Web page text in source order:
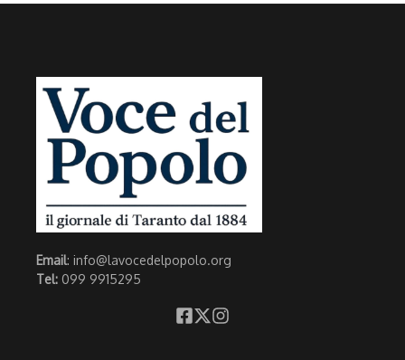
Email: info@lavocedelpopolo.org
Tel: 099 9915295